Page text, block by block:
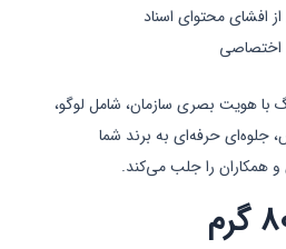
افشای محتوای اسناد
اختصاصی
با هویت بصری سازمان، شامل لوگو،
جلوه‌ای حرفه‌ای به برند شما
همکاران را جلب می‌کند.